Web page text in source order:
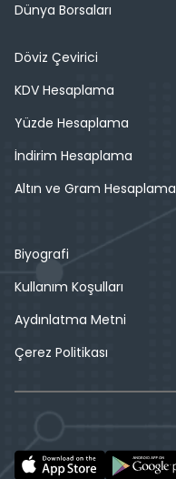
Dünya Borsaları
Döviz Çevirici
KDV Hesaplama
Yüzde Hesaplama
İndirim Hesaplama
Altın ve Gram Hesaplama
Biyografi
Kullanım Koşulları
Aydınlatma Metni
Çerez Politikası